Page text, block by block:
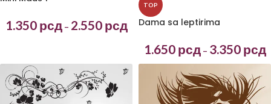
1.350 рсд – 2.550 рсд
TOP
Dama sa leptirima
1.650 рсд – 3.350 рсд